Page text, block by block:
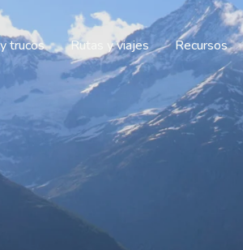
trucos Rutas y viajes Recursos